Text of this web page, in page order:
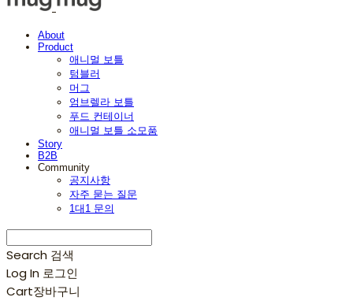
About
Product
애니멀 보틀
텀블러
머그
엄브렐라 보틀
푸드 컨테이너
애니멀 보틀 소모품
Story
B2B
Community
공지사항
자주 묻는 질문
1대1 문의
Search 검색
Log In 로그인
Cart장바구니